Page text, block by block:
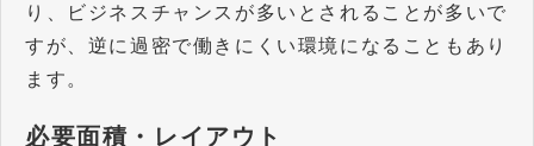
り、ビジネスチャンスが多いとされることが多いで
すが、逆に過密で働きにくい環境になることもあり
ます。
必要面積・レイアウト